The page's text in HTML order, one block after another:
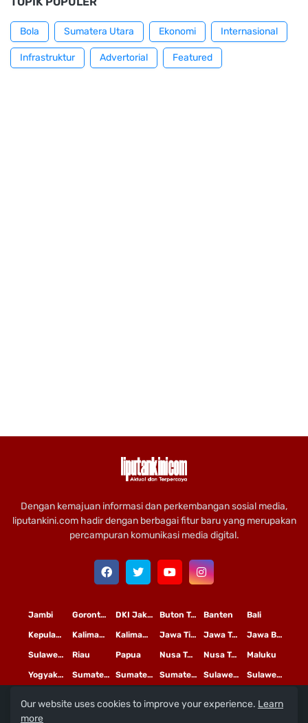
Bola Sumatera Utara Ekonomi Internasional
Infrastruktur Advertorial Featured
Dengan kemajuan informasi dan perkembangan sosial media,
liputankini.com hadir dengan berbagai fitur baru yang merupakan
percampuran komunikasi media digital.
Bali
Banten
Buton Tengah
DKI Jakarta
Gorontalo
Jambi
Jawa Barat
Jawa Tengah
Jawa Timur
Kalimantan Tengah
Kalimantan Timur
Kepulauan Riau
Maluku
Nusa Tenggara Barat
Nusa Tenggara Timur
Papua
Riau
Sulawesi Selatan
Sulawesi Tengah
Sulawesi Utara
Sumatera Barat
Sumatera Selatan
Sumatera Utara
Yogyakarta
Copyright© 2020 PTLiputan Kini Mediatama
Our website uses cookies to improve your experience. Learn
more